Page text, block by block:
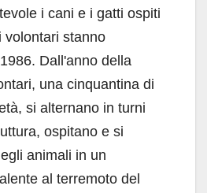
i cani e i gatti ospiti
volontari stanno
Dall'anno della
una cinquantina di
si alternano in turni
ospitano e si
animali in un
al terremoto del